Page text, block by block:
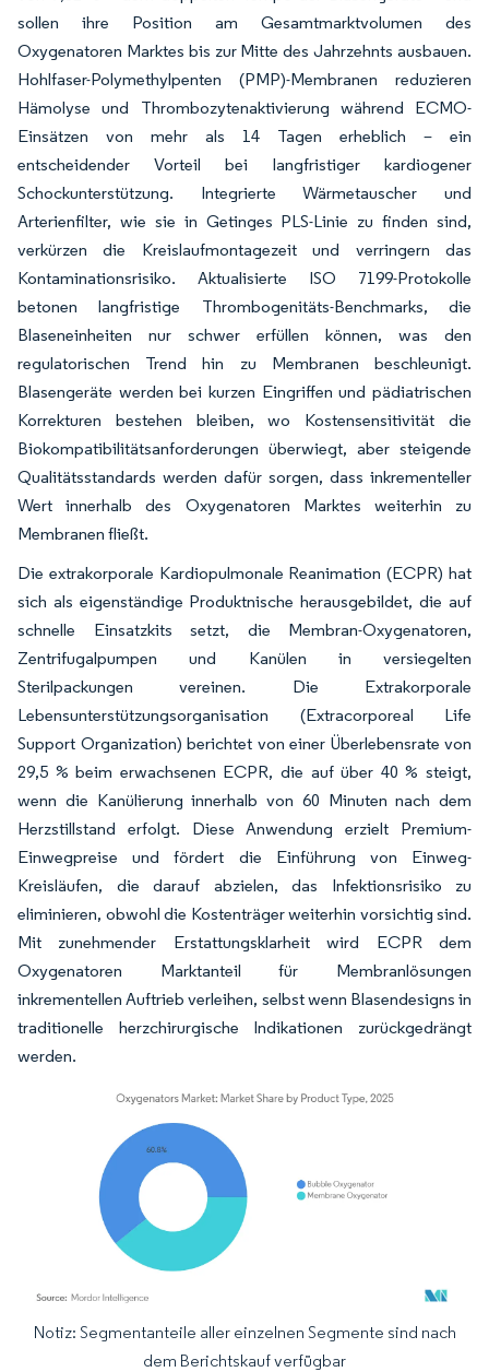
sollen ihre Position am Gesamtmarktvolumen des
Oxygenatoren Marktes bis zur Mitte des Jahrzehnts ausbauen.
Hohlfaser-Polymethylpenten (PMP)-Membranen reduzieren
Hämolyse und Thrombozytenaktivierung während ECMO-
Einsätzen von mehr als 14 Tagen erheblich – ein
entscheidender Vorteil bei langfristiger kardiogener
Schockunterstützung. Integrierte Wärmetauscher und
Arterienfilter, wie sie in Getinges PLS-Linie zu finden sind,
verkürzen die Kreislaufmontagezeit und verringern das
Kontaminationsrisiko. Aktualisierte ISO 7199-Protokolle
betonen langfristige Thrombogenitäts-Benchmarks, die
Blaseneinheiten nur schwer erfüllen können, was den
regulatorischen Trend hin zu Membranen beschleunigt.
Blasengeräte werden bei kurzen Eingriffen und pädiatrischen
Korrekturen bestehen bleiben, wo Kostensensitivität die
Biokompatibilitätsanforderungen überwiegt, aber steigende
Qualitätsstandards werden dafür sorgen, dass inkrementeller
Wert innerhalb des Oxygenatoren Marktes weiterhin zu
Membranen fließt.
Die extrakorporale Kardiopulmonale Reanimation (ECPR) hat
sich als eigenständige Produktnische herausgebildet, die auf
schnelle Einsatzkits setzt, die Membran-Oxygenatoren,
Zentrifugalpumpen und Kanülen in versiegelten
Sterilpackungen vereinen. Die Extrakorporale
Lebensunterstützungsorganisation (Extracorporeal Life
Support Organization) berichtet von einer Überlebensrate von
29,5 % beim erwachsenen ECPR, die auf über 40 % steigt,
wenn die Kanülierung innerhalb von 60 Minuten nach dem
Herzstillstand erfolgt. Diese Anwendung erzielt Premium-
Einwegpreise und fördert die Einführung von Einweg-
Kreisläufen, die darauf abzielen, das Infektionsrisiko zu
eliminieren, obwohl die Kostenträger weiterhin vorsichtig sind.
Mit zunehmender Erstattungsklarheit wird ECPR dem
Oxygenatoren Marktanteil für Membranlösungen
inkrementellen Auftrieb verleihen, selbst wenn Blasendesigns in
traditionelle herzchirurgische Indikationen zurückgedrängt
werden.
Bild © Mordor Intelligence. Wiederverwendung erfordert Namensnennung
Notiz: Segmentanteile aller einzelnen Segmente sind nach
dem Berichtskauf verfügbar